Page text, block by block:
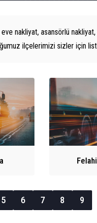
nakliyat, asansörlü
ilçelerimizi sizler için
5 6 7 8 9